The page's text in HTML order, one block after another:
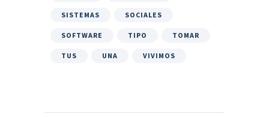
SISTEMAS SOCIALES
SOFTWARE TIPO TOMAR
TUS UNA VIVIMOS